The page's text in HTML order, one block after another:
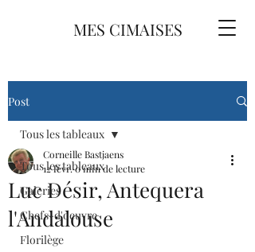
MES CIMAISES
Post
Tous les tableaux
Galeries
Chefs-d'oeuvre
Florilège
Tous les tableaux
Luc Désir, Antequera
l'Andalouse
Corneille Bastjaens
12 févr. 0 min de lecture